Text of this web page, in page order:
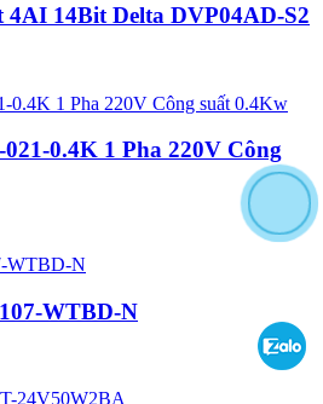
14Bit Delta DVP04AD-S2
0.4K 1 Pha 220V Công
WTBD-N